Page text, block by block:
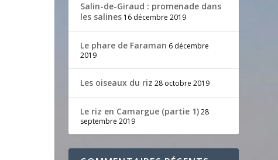
Salin-de-Giraud : promenade dans
les salines 16 décembre 2019
Le phare de Faraman 6 décembre
2019
Les oiseaux du riz 28 octobre 2019
Le riz en Camargue (partie 1)28
septembre 2019